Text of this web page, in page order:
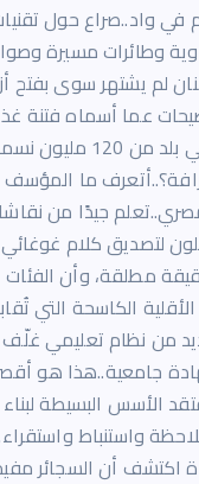
في واد..صراع حول
وطائرات مسيرة
لم يشتهر سوى بفتح
عما أسماه فتنة
النقاش الجمعي في
ما
جيدًا من
لتصديق كلام
مطلقة، وأن
الكاسحة التي
من نظام تعليمي
جامعية..هذا هو
الأسس البسيطة
واستنباط
اكتشف أن السجائر